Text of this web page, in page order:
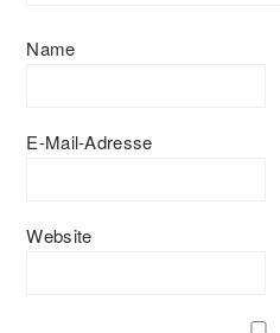
Name
E-Mail-Adresse
Website